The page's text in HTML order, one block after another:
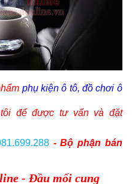
phụ kiện ô tô, đồ chơi ô
để được tư vấn và đặt
- Bộ phận bán
- Đầu mối cung